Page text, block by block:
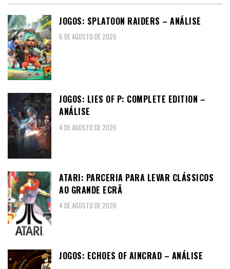
JOGOS: SPLATOON RAIDERS – ANÁLISE
6 DE AGOSTO DE 2026
JOGOS: LIES OF P: COMPLETE EDITION –
ANÁLISE
4 DE AGOSTO DE 2026
ATARI: PARCERIA PARA LEVAR CLÁSSICOS
AO GRANDE ECRÃ
4 DE AGOSTO DE 2026
JOGOS: ECHOES OF AINCRAD – ANÁLISE